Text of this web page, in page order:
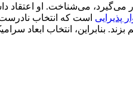
می‌شناخت. او اعتقاد
پذیرایی است که انتخاب
بنابراین، انتخاب ابعاد